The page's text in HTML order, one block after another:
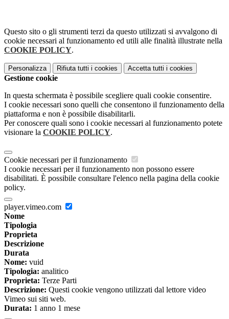
Questo sito o gli strumenti terzi da questo utilizzati si avvalgono di
cookie necessari al funzionamento ed utili alle finalità illustrate nella
COOKIE POLICY.
Personalizza Rifiuta tutti i cookies Accetta tutti i cookies
Gestione cookie
In questa schermata è possibile scegliere quali cookie consentire.
I cookie necessari sono quelli che consentono il funzionamento della
piattaforma e non è possibile disabilitarli.
Per conoscere quali sono i cookie necessari al funzionamento potete
visionare la COOKIE POLICY.
Cookie necessari per il funzionamento
I cookie necessari per il funzionamento non possono essere
disabilitati. È possibile consultare l'elenco nella pagina della cookie
policy.
player.vimeo.com
Nome
Tipologia
Proprieta
Descrizione
Durata
Nome: vuid
Tipologia: analitico
Proprieta: Terze Parti
Descrizione: Questi cookie vengono utilizzati dal lettore video
Vimeo sui siti web.
Durata: 1 anno 1 mese